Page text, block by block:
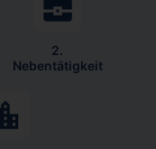
2.
Nebentätigkeit